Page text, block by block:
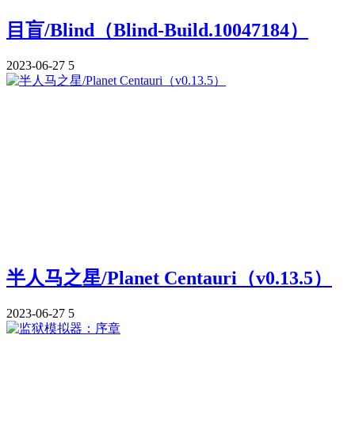
目盲/Blind（Blind-Build.10047184）
2023-06-27 5
半人马之星/Planet Centauri（v0.13.5）
2023-06-27 5